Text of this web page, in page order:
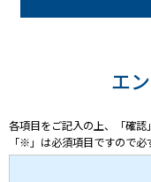
エ
各項目をご記入の上、「確認
「※」は必須項目ですので必